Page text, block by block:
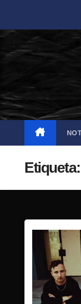
contenido
Etiqueta: